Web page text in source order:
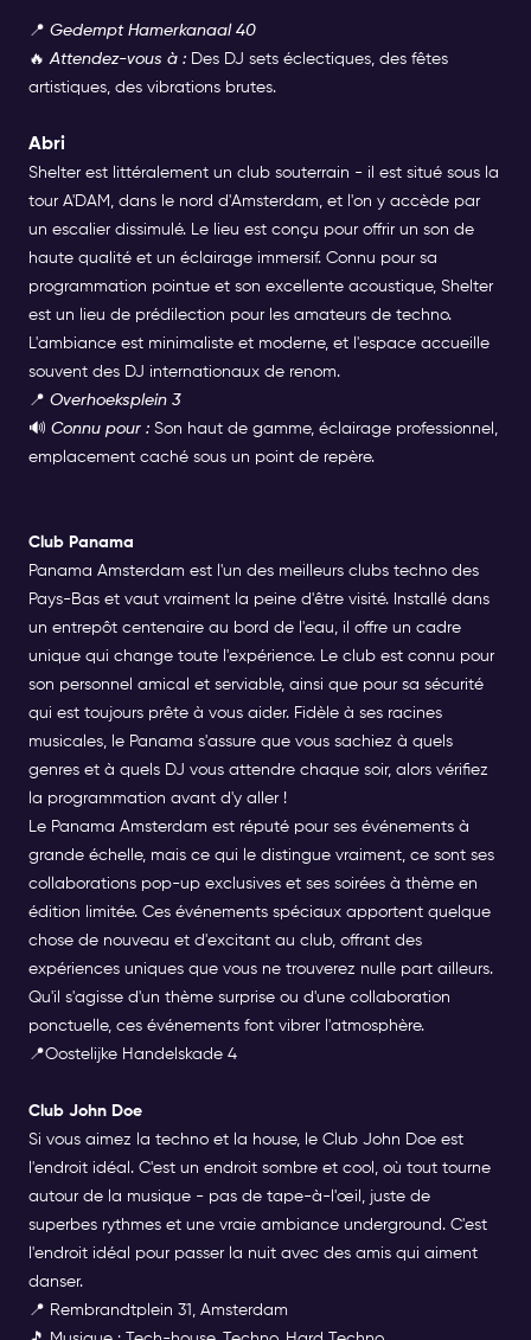
📍 Gedempt Hamerkanaal 40
🔥Attendez-vous à : Des DJ sets éclectiques, des fêtes
artistiques, des vibrations brutes.
Abri
Shelter est littéralement un club souterrain - il est situé sous la
tour A'DAM, dans le nord d'Amsterdam, et l'on y accède par
un escalier dissimulé. Le lieu est conçu pour offrir un son de
haute qualité et un éclairage immersif. Connu pour sa
programmation pointue et son excellente acoustique, Shelter
est un lieu de prédilection pour les amateurs de techno.
L'ambiance est minimaliste et moderne, et l'espace accueille
souvent des DJ internationaux de renom.
📍 Overhoeksplein 3
🔊 Connu pour : Son haut de gamme, éclairage professionnel,
emplacement caché sous un point de repère.
Club Panama
Panama Amsterdam est l'un des meilleurs clubs techno des
Pays-Bas et vaut vraiment la peine d'être visité. Installé dans
un entrepôt centenaire au bord de l'eau, il offre un cadre
unique qui change toute l'expérience. Le club est connu pour
son personnel amical et serviable, ainsi que pour sa sécurité
qui est toujours prête à vous aider. Fidèle à ses racines
musicales, le Panama s'assure que vous sachiez à quels
genres et à quels DJ vous attendre chaque soir, alors vérifiez
la programmation avant d'y aller !
Le Panama Amsterdam est réputé pour ses événements à
grande échelle, mais ce qui le distingue vraiment, ce sont ses
collaborations pop-up exclusives et ses soirées à thème en
édition limitée. Ces événements spéciaux apportent quelque
chose de nouveau et d'excitant au club, offrant des
expériences uniques que vous ne trouverez nulle part ailleurs.
Qu'il s'agisse d'un thème surprise ou d'une collaboration
ponctuelle, ces événements font vibrer l'atmosphère.
📍Oostelijke Handelskade 4
Club John Doe
Si vous aimez la techno et la house, le Club John Doe est
l'endroit idéal. C'est un endroit sombre et cool, où tout tourne
autour de la musique - pas de tape-à-l'œil, juste de
superbes rythmes et une vraie ambiance underground. C'est
l'endroit idéal pour passer la nuit avec des amis qui aiment
danser.
📍 Rembrandtplein 31, Amsterdam